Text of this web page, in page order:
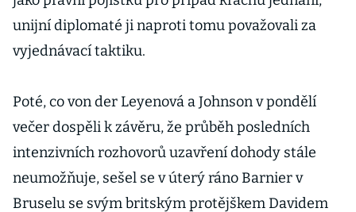
unijní diplomaté ji naproti tomu považovali za
vyjednávací taktiku.
Poté, co von der Leyenová a Johnson v pondělí
večer dospěli k závěru, že průběh posledních
intenzivních rozhovorů uzavření dohody stále
neumožňuje, sešel se v úterý ráno Barnier v
Bruselu se svým britským protějškem Davidem